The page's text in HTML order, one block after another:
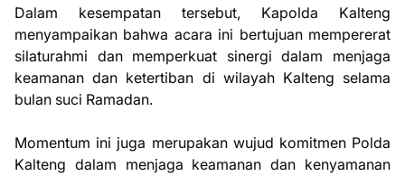
Dalam kesempatan tersebut, Kapolda Kalteng
menyampaikan bahwa acara ini bertujuan mempererat
silaturahmi dan memperkuat sinergi dalam menjaga
keamanan dan ketertiban di wilayah Kalteng selama
bulan suci Ramadan.
Momentum ini juga merupakan wujud komitmen Polda
Kalteng dalam menjaga keamanan dan kenyamanan